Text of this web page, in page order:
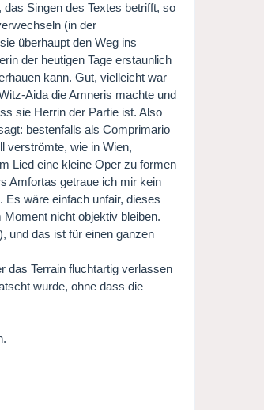
Singen des Textes betrifft, so
(in der
überhaupt den Weg ins
der heutigen Tage erstaunlich
kann. Gut, vielleicht war
Aida die Amneris machte und
sie Herrin der Partie ist. Also
bestenfalls als Comprimario
verströmte, wie in Wien,
Lied eine kleine Oper zu formen
Amfortas getraue ich mir kein
wäre einfach unfair, dieses
nicht objektiv bleiben.
und das ist für einen ganzen
das Terrain fluchtartig verlassen
wurde, ohne dass die